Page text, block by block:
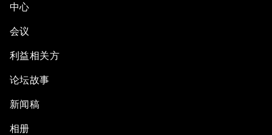
中心
会议
利益相关方
论坛故事
新闻稿
相册